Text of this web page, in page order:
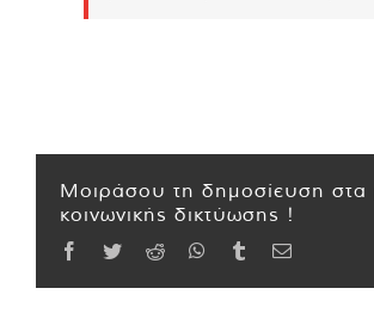
Μοιράσου τη δημοσίευση στα
κοινωνικής δικτύωσης !
Facebook
TwitterReddit WhatsApp
TumblrEmail